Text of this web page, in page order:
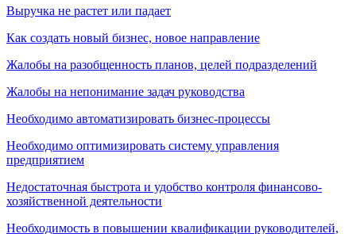
Выручка не растет или падает
Как создать новый бизнес, новое направление
Жалобы на разобщенность планов, целей подразделений
Жалобы на непонимание задач руководства
Необходимо автоматизировать бизнес-процессы
Необходимо оптимизировать систему управления
предприятием
Недостаточная быстрота и удобство контроля финансово-
хозяйственной деятельности
Необходимость в повышении квалификации руководителей,